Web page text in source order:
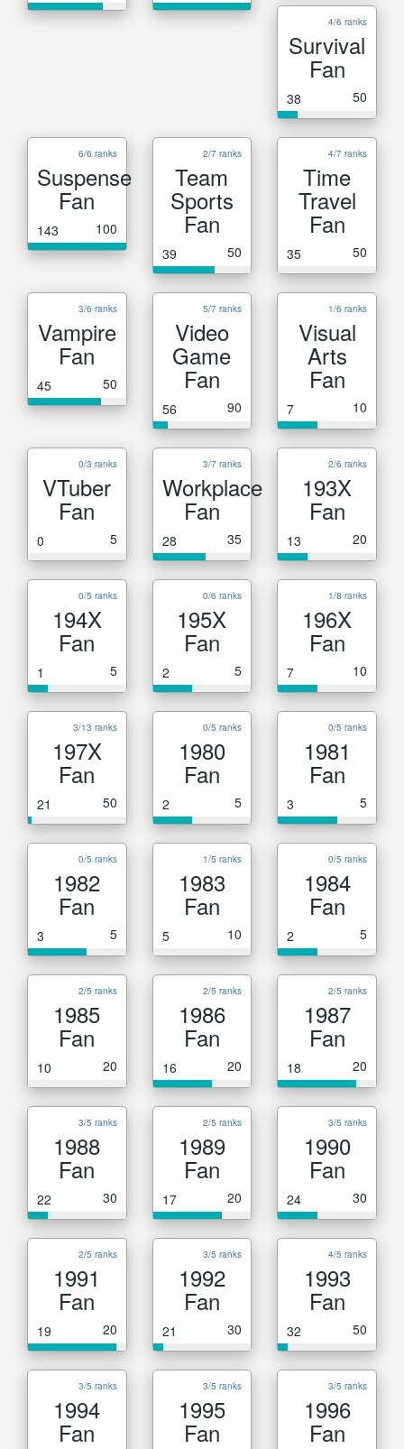
4/6 ranks
Survival
Fan
38 50
6/6 ranks
Suspense
Fan
143 100
2/7 ranks
Team
Sports
Fan
39 50
4/7 ranks
Time
Travel
Fan
35 50
3/6 ranks
Vampire
Fan
45 50
5/7 ranks
Video
Game
Fan
56 90
1/6 ranks
Visual
Arts
Fan
7 10
0/3 ranks
VTuber
Fan
0 5
3/7 ranks
Workplace
Fan
28 35
2/6 ranks
193X
Fan
13 20
0/5 ranks
194X
Fan
1 5
0/6 ranks
195X
Fan
2 5
1/8 ranks
196X
Fan
7 10
3/13 ranks
197X
Fan
21 50
0/5 ranks
1980
Fan
2 5
0/5 ranks
1981
Fan
3 5
0/5 ranks
1982
Fan
3 5
1/5 ranks
1983
Fan
5 10
0/5 ranks
1984
Fan
2 5
2/5 ranks
1985
Fan
10 20
2/5 ranks
1986
Fan
16 20
2/5 ranks
1987
Fan
18 20
3/5 ranks
1988
Fan
22 30
2/5 ranks
1989
Fan
17 20
3/5 ranks
1990
Fan
24 30
2/5 ranks
1991
Fan
19 20
3/5 ranks
1992
Fan
21 30
4/5 ranks
1993
Fan
32 50
3/5 ranks
1994
Fan
3/5 ranks
1995
Fan
3/5 ranks
1996
Fan